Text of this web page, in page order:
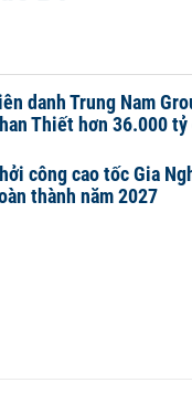
danh Trung Nam
Thiết hơn 36.000
công cao tốc Gia
thành năm 2027